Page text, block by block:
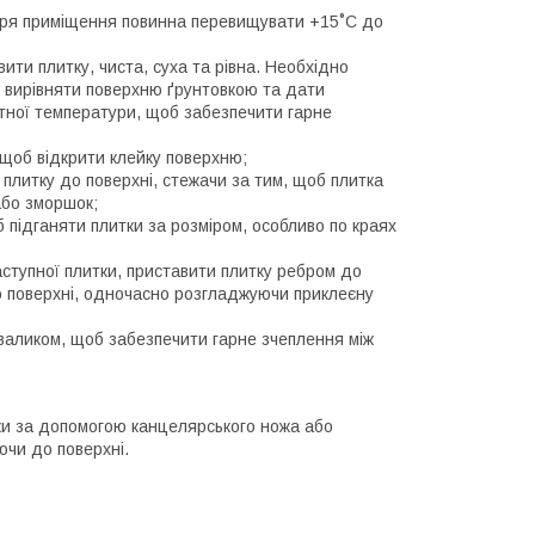
приміщення повинна перевищувати +15˚С до
плитку, чиста, суха та рівна. Необхідно
поверхню ґрунтовкою та дати
температури, щоб забезпечити гарне
відкрити клейку поверхню;
до поверхні, стежачи за тим, щоб плитка
зморшок;
плитки за розміром, особливо по краях
плитки, приставити плитку ребром до
одночасно розгладжуючи приклеєну
щоб забезпечити гарне зчеплення між
за допомогою канцелярського ножа або
до поверхні.